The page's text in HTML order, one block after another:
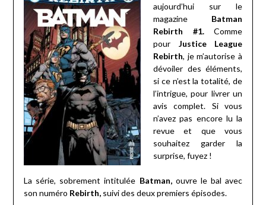
aujourd’hui sur le
magazine Batman
Rebirth #1.Comme
pour Justice League
Rebirth, je m’autorise à
dévoiler des éléments,
si ce n’est la totalité, de
l’intrigue, pour livrer un
avis complet. Si vous
n’avez pas encore lu la
revue et que vous
souhaitez garder la
surprise, fuyez !
La série, sobrement intitulée Batman, ouvre le bal avec
son numéro Rebirth,suivi des deux premiers épisodes.